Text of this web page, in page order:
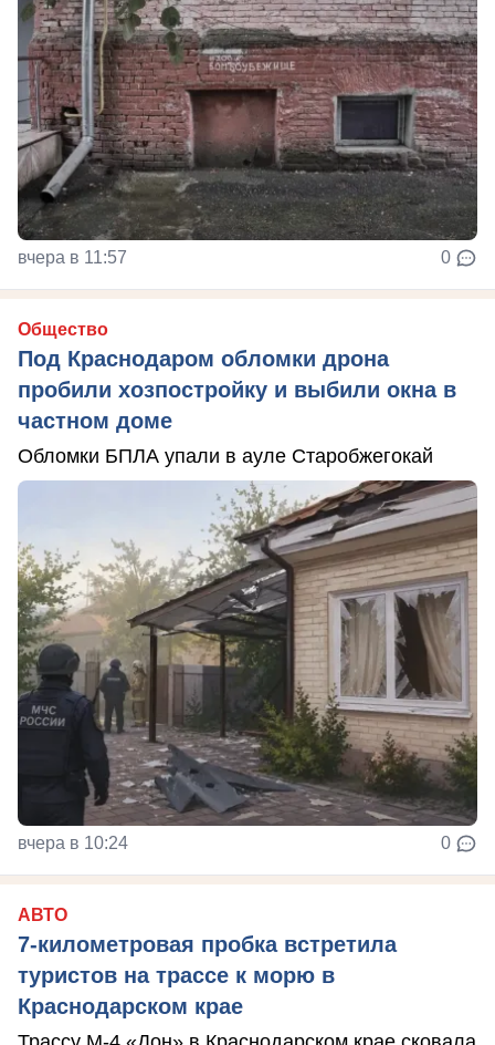
вчера в 11:57 0
Общество
Под Краснодаром обломки дрона
пробили хозпостройку и выбили окна в
частном доме
Обломки БПЛА упали в ауле Старобжегокай
вчера в 10:24 0
АВТО
7-километровая пробка встретила
туристов на трассе к морю в
Краснодарском крае